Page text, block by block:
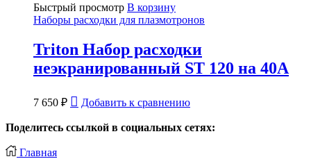
Быстрый просмотр В корзину
Наборы расходки для плазмотронов
Triton Набор расходки
неэкранированный ST 120 на 40А
7 650 ₽ Добавить к сравнению
Поделитесь ссылкой в социальных сетях:
Главная